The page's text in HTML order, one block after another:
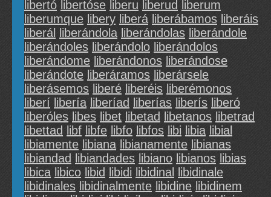
libertó libertóse liberu liberud
liberum
liberumque libery liberá liberábamos liberáis
liberál
liberándola liberándolas liberándole
liberándoles liberándolo liberándolos
liberándome liberándonos liberándose
liberándote liberáramos liberársele
liberásemos liberé liberéis liberémonos
liberí libería liberíad liberías liberís liberó
liberóles libes libet libetad libetanos libetrad
libettad
libf libfe libfo libfos libi libia libial
libiamente libiana libianamente libianas
libiandad
libiandades libiano libianos libias
libica libico libid libidi libidinal
libidinale
libidinales libidinalmente libidine libidinem